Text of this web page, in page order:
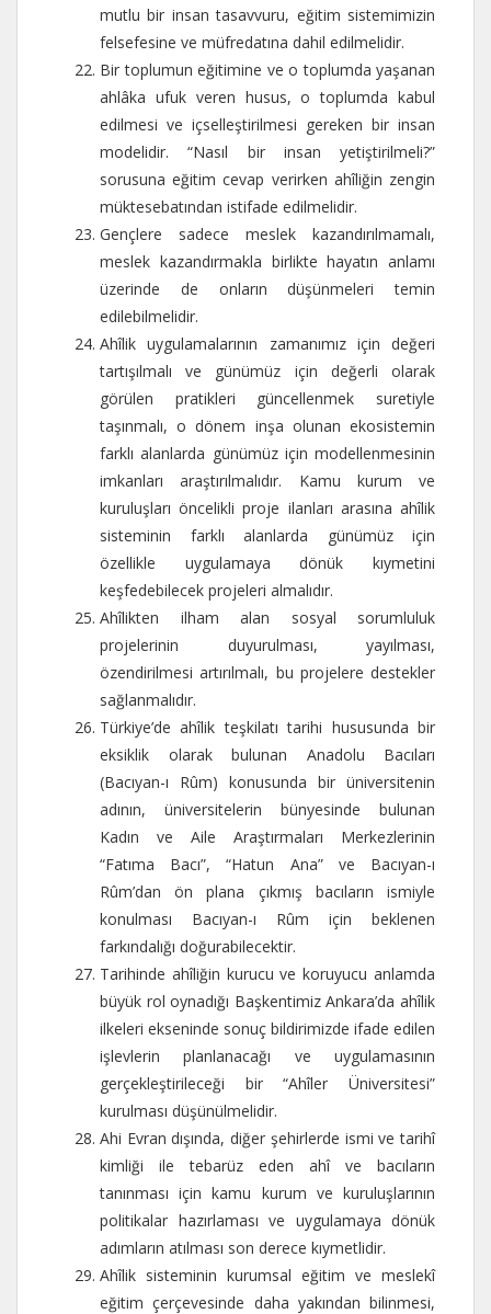
mutlu bir insan tasavvuru, eğitim sistemimizin
felsefesine ve müfredatına dahil edilmelidir.
Bir toplumun eğitimine ve o toplumda yaşanan
ahlâka ufuk veren husus, o toplumda kabul
edilmesi ve içselleştirilmesi gereken bir insan
modelidir. “Nasıl bir insan yetiştirilmeli?”
sorusuna eğitim cevap verirken ahîliğin zengin
müktesebatından istifade edilmelidir.
Gençlere sadece meslek kazandırılmamalı,
meslek kazandırmakla birlikte hayatın anlamı
üzerinde de onların düşünmeleri temin
edilebilmelidir.
Ahîlik uygulamalarının zamanımız için değeri
tartışılmalı ve günümüz için değerli olarak
görülen pratikleri güncellenmek suretiyle
taşınmalı, o dönem inşa olunan ekosistemin
farklı alanlarda günümüz için modellenmesinin
imkanları araştırılmalıdır. Kamu kurum ve
kuruluşları öncelikli proje ilanları arasına ahîlik
sisteminin farklı alanlarda günümüz için
özellikle uygulamaya dönük kıymetini
keşfedebilecek projeleri almalıdır.
Ahîlikten ilham alan sosyal sorumluluk
projelerinin duyurulması, yayılması,
özendirilmesi artırılmalı, bu projelere destekler
sağlanmalıdır.
Türkiye’de ahîlik teşkilatı tarihi hususunda bir
eksiklik olarak bulunan Anadolu Bacıları
(Bacıyan-ı Rûm) konusunda bir üniversitenin
adının, üniversitelerin bünyesinde bulunan
Kadın ve Aile Araştırmaları Merkezlerinin
“Fatıma Bacı”, “Hatun Ana” ve Bacıyan-ı
Rûm’dan ön plana çıkmış bacıların ismiyle
konulması Bacıyan-ı Rûm için beklenen
farkındalığı doğurabilecektir.
Tarihinde ahîliğin kurucu ve koruyucu anlamda
büyük rol oynadığı Başkentimiz Ankara’da ahîlik
ilkeleri ekseninde sonuç bildirimizde ifade edilen
işlevlerin planlanacağı ve uygulamasının
gerçekleştirileceği bir “Ahîler Üniversitesi”
kurulması düşünülmelidir.
Ahi Evran dışında, diğer şehirlerde ismi ve tarihî
kimliği ile tebarüz eden ahî ve bacıların
tanınması için kamu kurum ve kuruluşlarının
politikalar hazırlaması ve uygulamaya dönük
adımların atılması son derece kıymetlidir.
Ahîlik sisteminin kurumsal eğitim ve meslekî
eğitim çerçevesinde daha yakından bilinmesi,